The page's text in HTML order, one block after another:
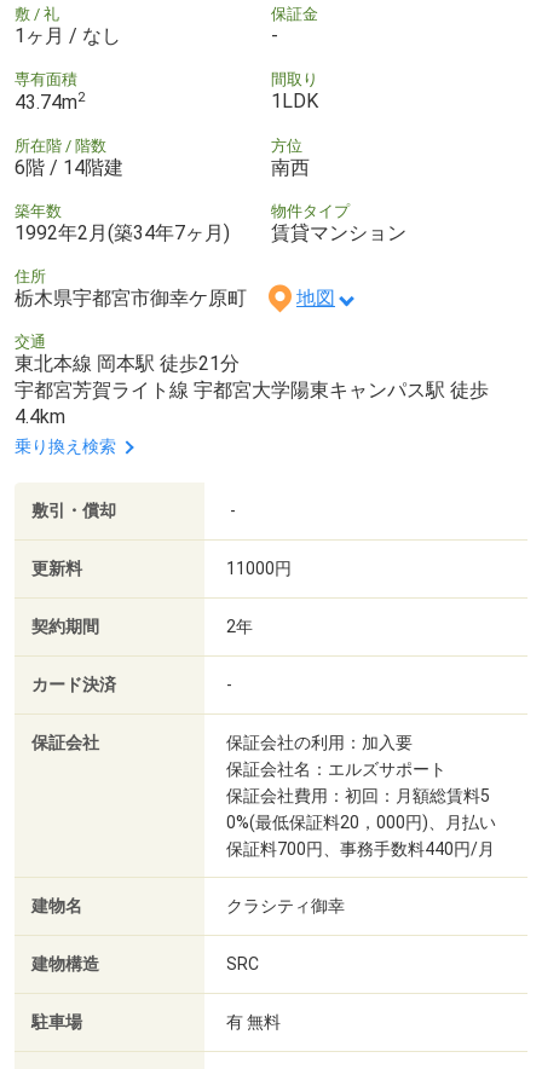
敷 / 礼
1ヶ月 / なし
保証金
-
専有面積
43.74m2
間取り
1LDK
所在階 / 階数
6階 / 14階建
方位
南西
築年数
1992年2月(築34年7ヶ月)
物件タイプ
賃貸マンション
住所
栃木県宇都宮市御幸ケ原町 地図
交通
東北本線 岡本駅 徒歩21分
宇都宮芳賀ライト線 宇都宮大学陽東キャンパス駅 徒歩
4.4km
乗り換え検索
敷引・償却 -
更新料 11000円
契約期間 2年
カード決済 -
保証会社
保証会社の利用：加入要
保証会社名：エルズサポート
保証会社費用：初回：月額総賃料5
0%(最低保証料20，000円)、月払い
保証料700円、事務手数料440円/月
建物名 クラシティ御幸
建物構造 SRC
駐車場 有 無料